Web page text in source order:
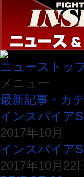
ニューストッ
メニュー
最新記事・カ
インスパイア
2017年10月
インスパイア
2017年10月22